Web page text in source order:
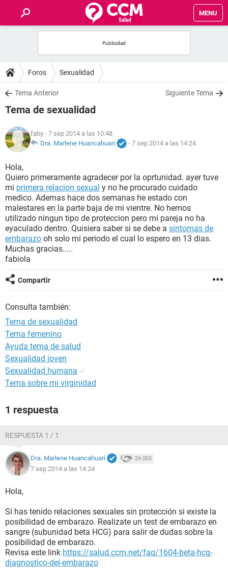
MENU
FOROS
SALUD
NUTRICIÓN
BIENESTAR
SEXUALIDAD
GLOSARIO
Foros Sexualidad
Tema Anterior Siguiente Tema
Tema de sexualidad
faby - 7 sep 2014 a las 10:48
Dra. Marlene Huancahuari
- 7 sep 2014 a las 14:24
Hola,
Quiero primeramente agradecer por la oprtunidad. ayer tuve
mi primera relacion sexual y no he procurado cuidado
medico. Ademas hace dos semanas he estado con
malestares en la parte baja de mi vientre. No hemos
utilizado ningun tipo de proteccion pero mi pareja no ha
eyaculado dentro. Quisiera saber si se debe a sintomas de
embarazo oh solo mi periodo el cual lo espero en 13 dias.
Muchas gracias.....
fabiola
Compartir
Consulta también:
Tema de sexualidad
Tema femenino
Ayuda tema de salud
Sexualidad joven
Sexualidad humana ✓
Tema sobre mi virginidad
1 respuesta
RESPUESTA 1 / 1
Dra. Marlene Huancahuari 29.005
7 sep 2014 a las 14:24
Hola,
Si has tenido relaciones sexuales sin protección si existe la
posibilidad de embarazo. Realizate un test de embarazo en
sangre (subunidad beta HCG) para salir de dudas sobre la
posibilidad de embarazo.
Revisa este link https://salud.ccm.net/faq/1604-beta-hcg-
diagnostico-del-embarazo